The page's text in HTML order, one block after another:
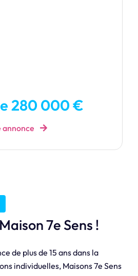
280 000 €
annonce
7e Sens !
de plus de 15 ans dans la
individuelles, Maisons 7e Sens